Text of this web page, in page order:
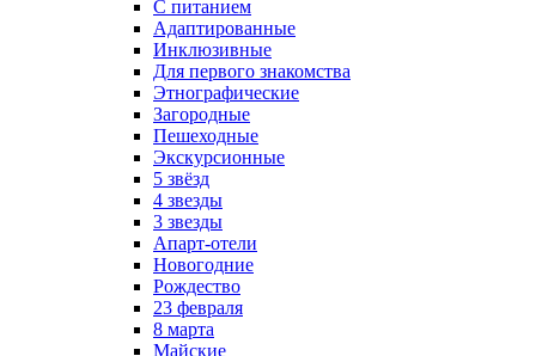
С питанием
Адаптированные
Инклюзивные
Для первого знакомства
Этнографические
Загородные
Пешеходные
Экскурсионные
5 звёзд
4 звезды
3 звезды
Апарт-отели
Новогодние
Рождество
23 февраля
8 марта
Майские